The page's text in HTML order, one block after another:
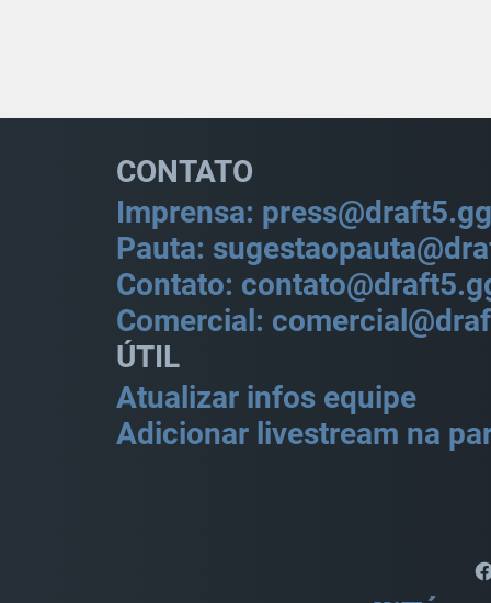
CONTATO
Imprensa: press@draft5.gg
Pauta:
Contato:
Comercial:
ÚTIL
Atualizar infos equipe
Adicionar livestream na